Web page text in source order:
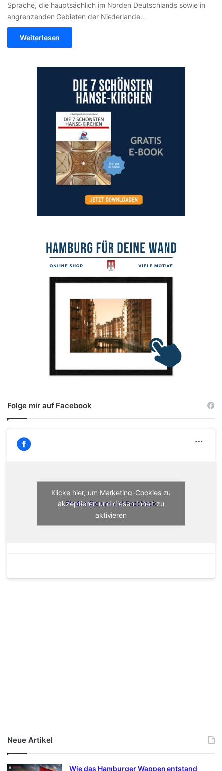
Sprache, die hauptsächlich im Norden Deutschlands sowie in
angrenzenden Gebieten der Niederlande…
Weiterlesen
Folge mir auf Facebook
Finden Sie uns auf Facebook
Klicke hier, um Marketing-Cookies zu
akzeptieren und diesen Inhalt zu
aktivieren
Neue Artikel
Wie das Hamburger Wappen entstand